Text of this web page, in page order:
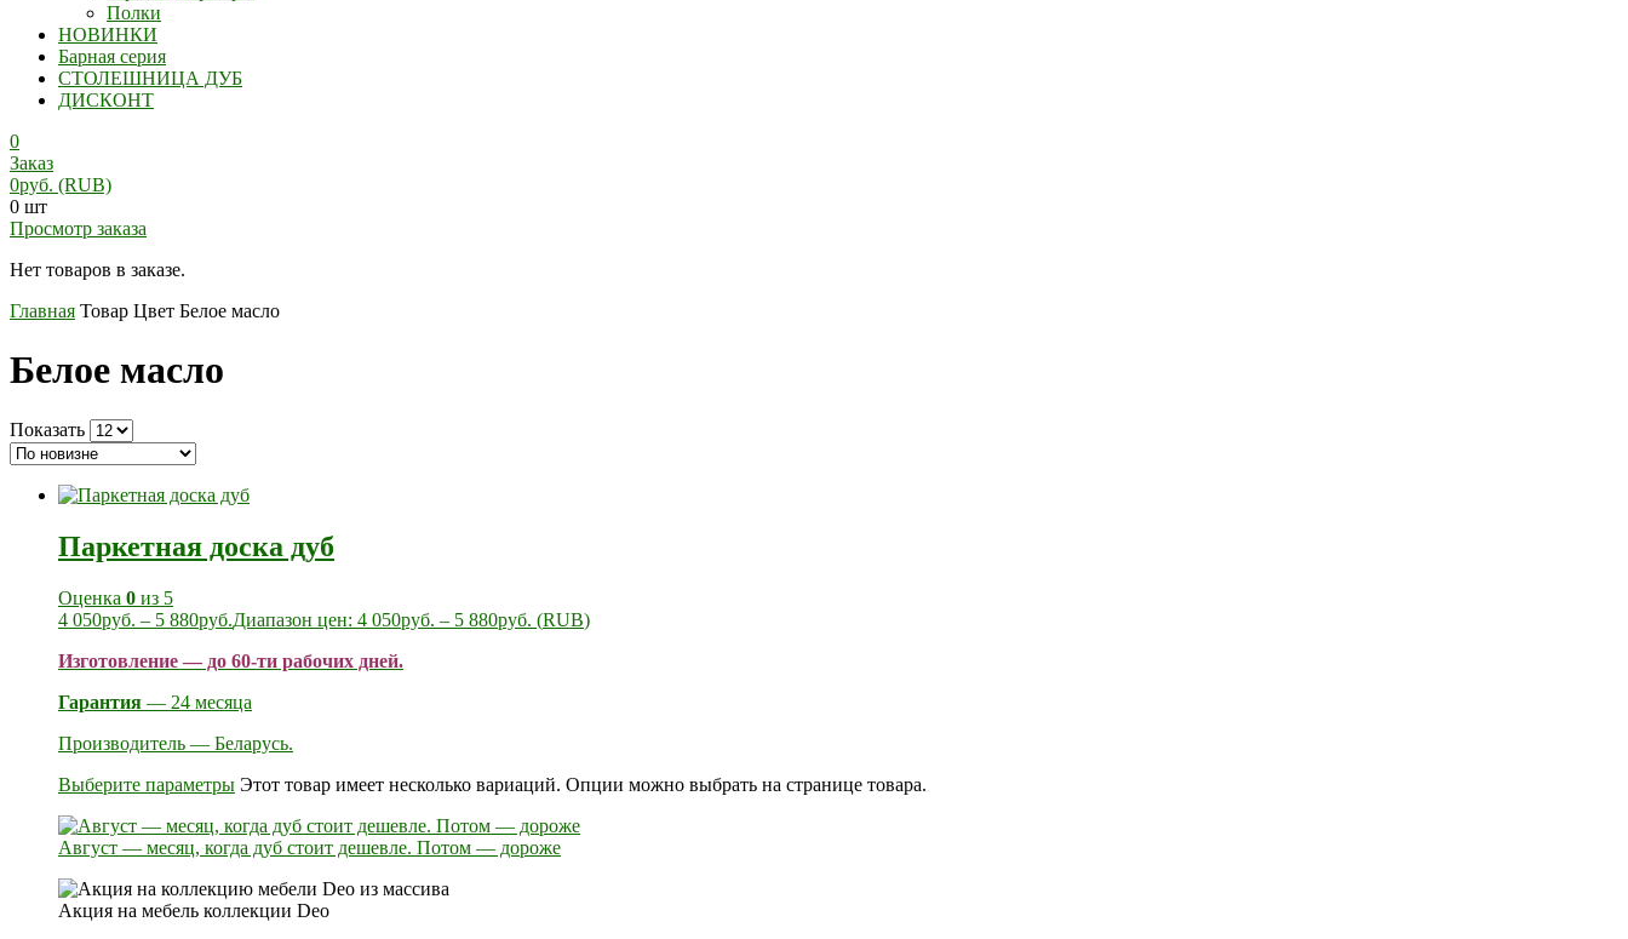
Полки
НОВИНКИ
Барная серия
СТОЛЕШНИЦА ДУБ
ДИСКОНТ
0
Заказ
0руб. (RUB)
0 шт
Просмотр заказа
Нет товаров в заказе.
Главная Товар Цвет Белое масло
Белое масло
Показать
Паркетная доска дуб
Оценка 0 из 5
4 050руб. – 5 880руб.Диапазон цен: 4 050руб. – 5 880руб. (RUB)
Изготовление — до 60-ти рабочих дней.
Гарантия — 24 месяца
Производитель — Беларусь.
Выберите параметры Этот товар имеет несколько вариаций. Опции можно выбрать на странице товара.
Август — месяц, когда дуб стоит дешевле. Потом — дороже
Акция на мебель коллекции Deo